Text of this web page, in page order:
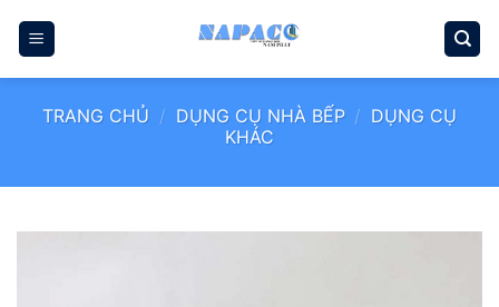
qua
TRANG CHỦ / DỤNG CỤ NHÀ BẾP / DỤNG CỤ
KHÁC